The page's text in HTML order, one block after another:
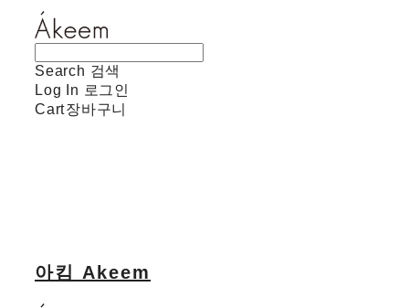
Search 검색
Log In 로그인
Cart장바구니
아킴 Akeem